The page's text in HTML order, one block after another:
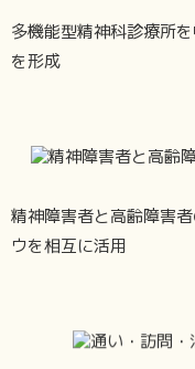
多機能型精神科診療所
を形成
精神障害者と高齢障害
ウを相互に活用